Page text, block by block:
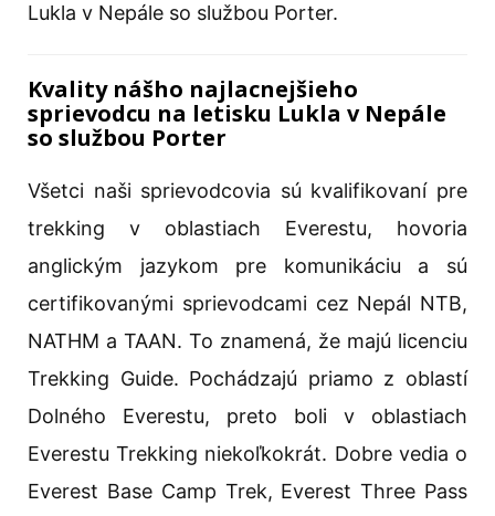
Lukla v Nepále so službou Porter.
Kvality nášho najlacnejšieho
sprievodcu na letisku Lukla v Nepále
so službou Porter
Všetci naši sprievodcovia sú kvalifikovaní pre
trekking v oblastiach Everestu, hovoria
anglickým jazykom pre komunikáciu a sú
certifikovanými sprievodcami cez Nepál NTB,
NATHM a TAAN. To znamená, že majú licenciu
Trekking Guide. Pochádzajú priamo z oblastí
Dolného Everestu, preto boli v oblastiach
Everestu Trekking niekoľkokrát. Dobre vedia o
Everest Base Camp Trek, Everest Three Pass